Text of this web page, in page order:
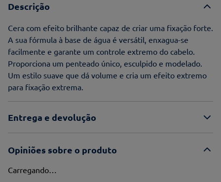
Descrição
Cera com efeito brilhante capaz de criar uma fixação forte.
A sua fórmula à base de água é versátil, enxagua-se
facilmente e garante um controle extremo do cabelo.
Proporciona um penteado único, esculpido e modelado.
Um estilo suave que dá volume e cria um efeito extremo
para fixação extrema.
Entrega e devolução
Opiniões sobre o produto
Carregando…